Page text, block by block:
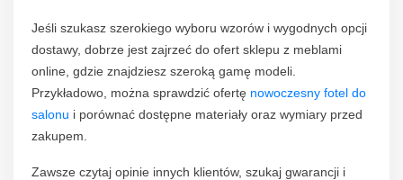
Jeśli szukasz szerokiego wyboru wzorów i wygodnych opcji
dostawy, dobrze jest zajrzeć do ofert sklepu z meblami
online, gdzie znajdziesz szeroką gamę modeli.
Przykładowo, można sprawdzić ofertę nowoczesny fotel do
salonu i porównać dostępne materiały oraz wymiary przed
zakupem.
Zawsze czytaj opinie innych klientów, szukaj gwarancji i